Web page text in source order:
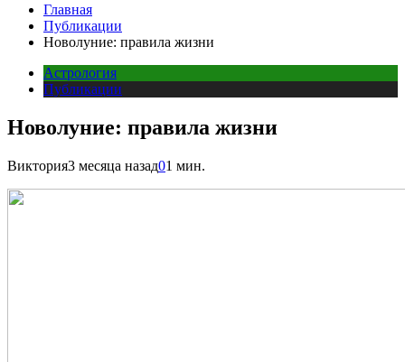
Главная
Публикации
Новолуние: правила жизни
Астрология
Публикации
Новолуние: правила жизни
Виктория3 месяца назад01 мин.